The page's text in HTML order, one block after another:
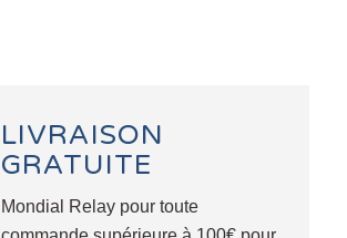
LIVRAISON
GRATUITE
Mondial Relay pour toute